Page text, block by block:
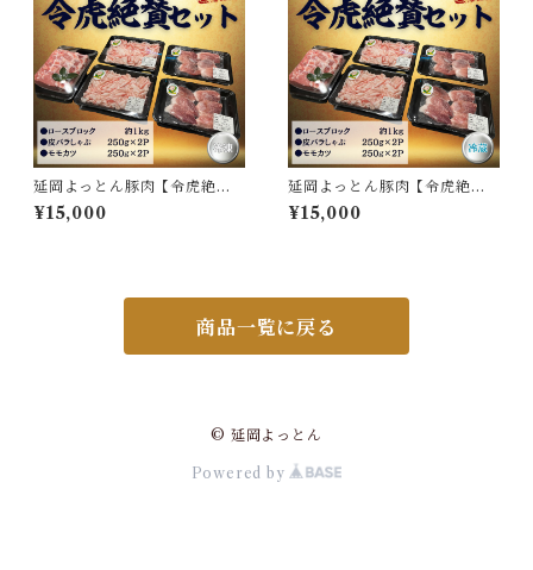
延岡よっとん豚肉【令虎絶賛
セット】※冷凍
¥15,000
延岡よっとん豚肉【令虎絶賛
セット】※冷蔵
¥15,000
商品一覧に戻る
© 延岡よっとん
Powered by